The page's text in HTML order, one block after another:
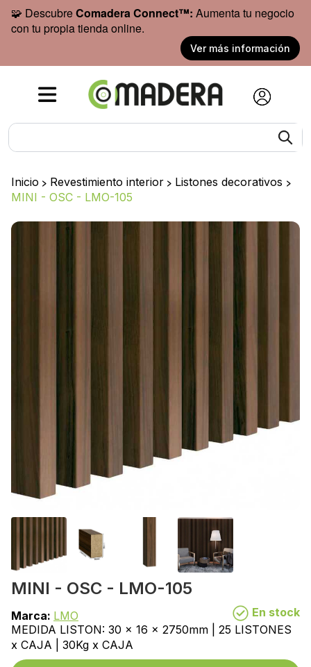
🧩 DescubreComadera Connect™: Aumenta tu negocio
con tu propia tienda online.
Ver más información
Inicio > Revestimiento interior > Listones decorativos >
MINI - OSC - LMO-105
MINI - OSC - LMO-105
Marca: LMO
En stock
MEDIDA LISTON: 30 x 16 x 2750mm | 25 LISTONES
x CAJA | 30Kg x CAJA